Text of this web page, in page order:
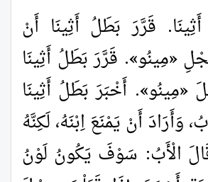
قَرَّرَ بَطَلُ أَثِينَا أَنْ
«مِينُو». قَرَّرَ بَطَلُ أَثِينَا
«مِينُو». أَخْبَرَ بَطَلُ أَثِينَا
وَأَرَادَ أَنْ يَمْنَعَ اِبْنَهُ، لَكِنَّهُ
الْأَبُ: سَوْفَ يَكُونُ لَوْنُ